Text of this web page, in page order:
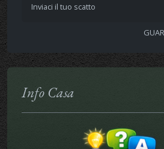
Inviaci il tuo scatto
Info Casa